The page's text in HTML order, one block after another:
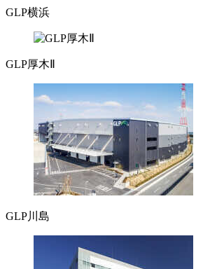
GLP横浜
GLP厚木Ⅱ
GLP川島